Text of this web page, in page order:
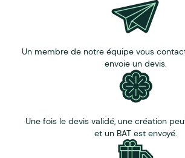
Un membre de notre équipe vous
envoie un devis.
Une fois le devis validé, une création
et un BAT est envoyé.